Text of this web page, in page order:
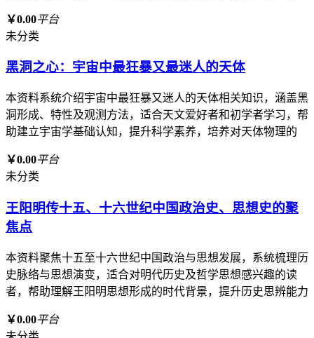
￥0.00平台
未分类
黑洞之心：宇宙中最狂暴又最迷人的天体
本资料系统介绍宇宙中最狂暴又迷人的天体相关知识，涵盖黑
洞形成、特性及观测方法，适合天文爱好者和初学者学习，帮
助建立宇宙学基础认知，提升科学素养，培养对天体物理的
￥0.00平台
未分类
王阳明传十五、十六世纪中国政治史、思想史的聚
焦点
本资料聚焦十五至十六世纪中国政治与思想发展，系统梳理历
史脉络与思想演变，适合对明代历史及哲学思想感兴趣的读
者，帮助理解王阳明思想形成的时代背景，提升历史思辨能力
￥0.00平台